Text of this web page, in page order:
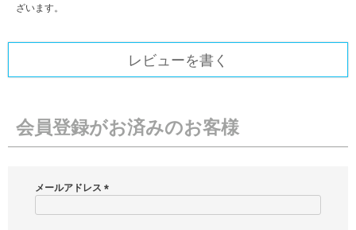
ざいます。
レビューを書く
会員登録がお済みのお客様
メールアドレス